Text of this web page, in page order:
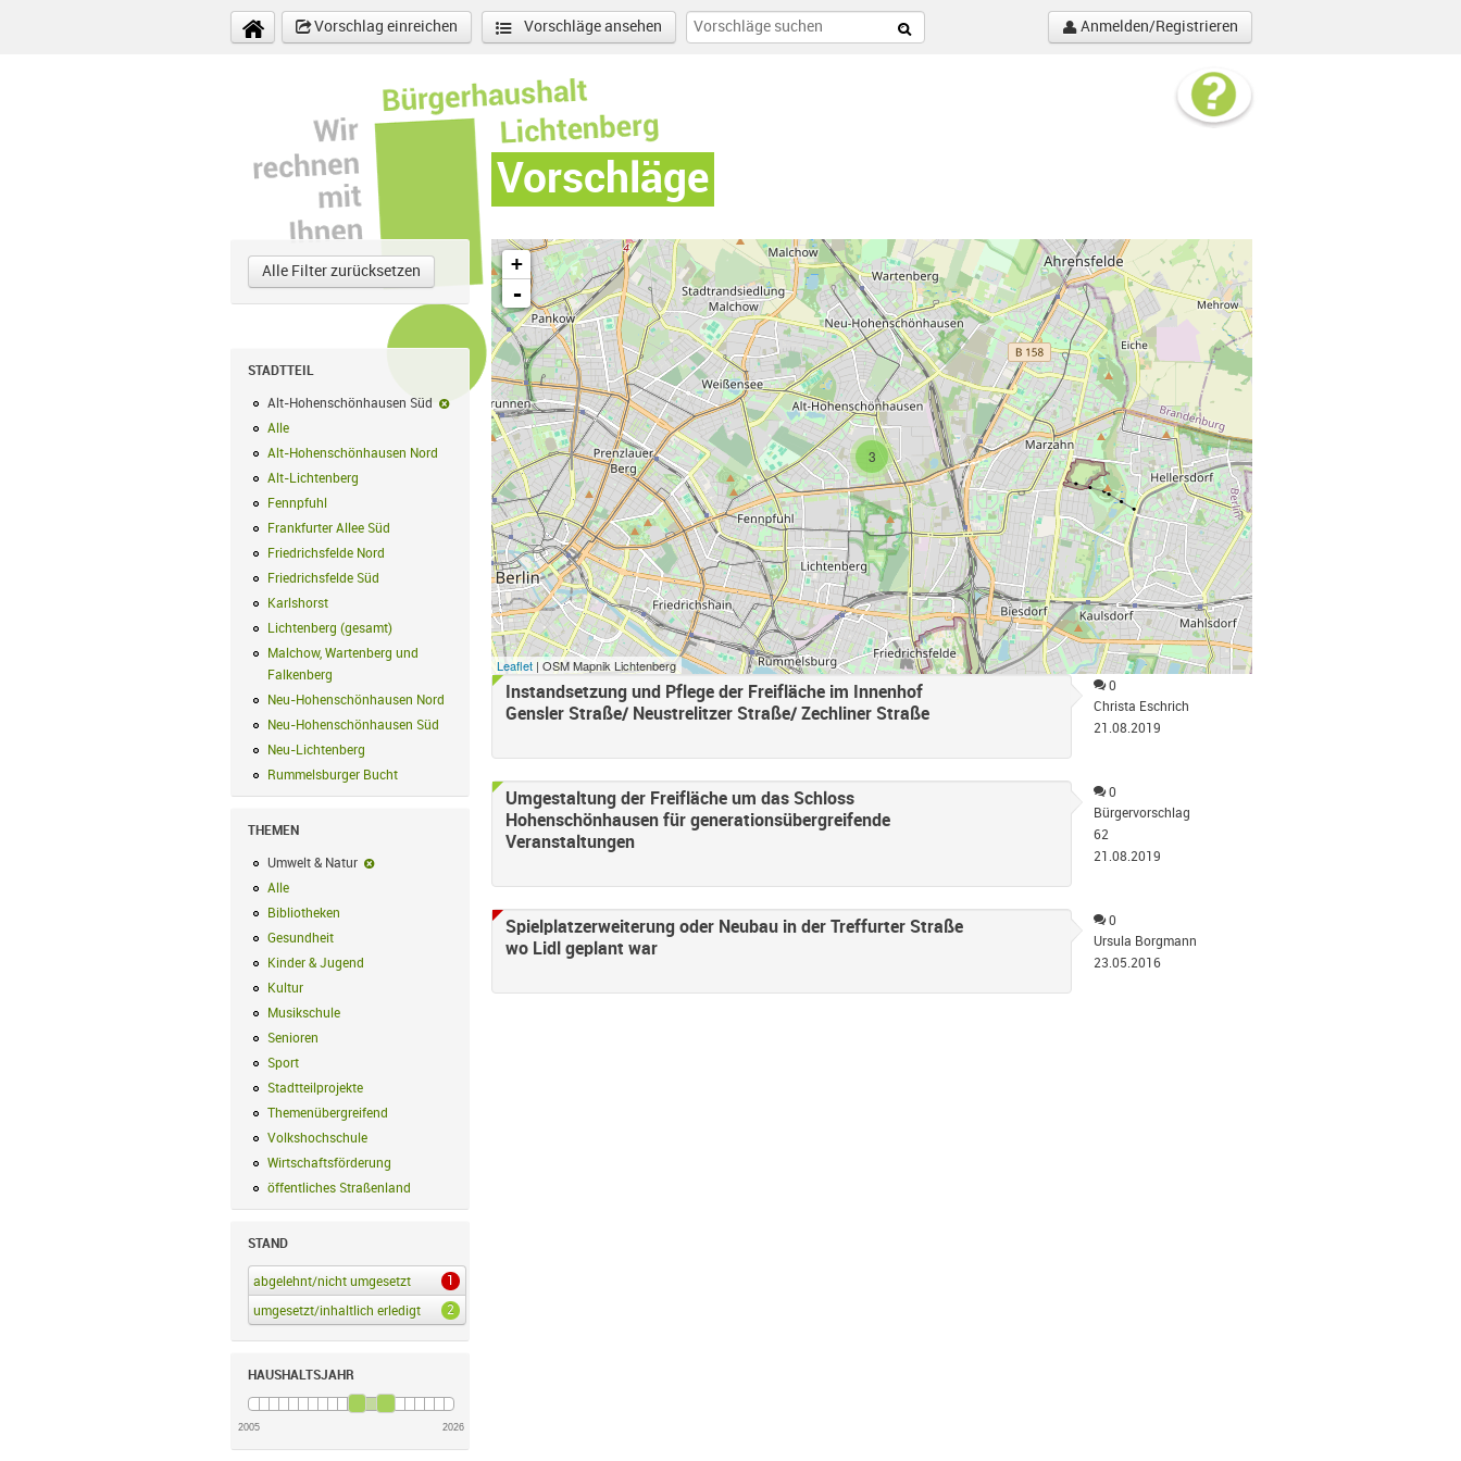
Vorschlag einreichen
Vorschläge ansehen Anmelden/Registrieren
Vorschläge
Alle Filter zurücksetzen
STADTTEIL
Alt-Hohenschönhausen Süd
Alt-Hohenschönhausen Süd-Filter entfernen
Alle
Alt-Hohenschönhausen Nord
Alt-Hohenschönhausen Nord Filter anwenden
Alt-Lichtenberg Alt-Lichtenberg Filter anwenden
Fennpfuhl
Frankfurter Allee Süd
Frankfurter Allee Süd Filter anwenden
Friedrichsfelde Nord
Friedrichsfelde Nord Filter anwenden
Friedrichsfelde Süd
Friedrichsfelde Süd Filter anwenden
Karlshorst
Lichtenberg (gesamt) Lichtenberg (gesamt) Filter anwenden
Malchow, Wartenberg und
Falkenberg Malchow, Wartenberg und Falkenberg Filter anwenden
Neu-Hohenschönhausen Nord
Neu-Hohenschönhausen Nord Filter anwenden
Neu-Hohenschönhausen Süd
Neu-Hohenschönhausen Süd Filter anwenden
Neu-Lichtenberg
Rummelsburger Bucht
THEMEN
Umwelt & Natur
Alle
Bibliotheken Bibliotheken Filter anwenden
Gesundheit
Kinder & Jugend
Kultur
Musikschule
Senioren
Sport
Stadtteilprojekte
Themenübergreifend
Volkshochschule
Wirtschaftsförderung
öffentliches Straßenland
STAND
abgelehnt/nicht umgesetzt 1
abgelehnt/nicht umgesetzt Filter anwenden
umgesetzt/inhaltlich erledigt
2
umgesetzt/inhaltlich erledigt Filter anwenden
HAUSHALTSJAHR
2005 2026
3
+
-
Leaflet | OSM Mapnik Lichtenberg
Instandsetzung und Pflege der Freifläche im Innenhof
Gensler Straße/ Neustrelitzer Straße/ Zechliner Straße
0
Christa Eschrich
21.08.2019
Umgestaltung der Freifläche um das Schloss
Hohenschönhausen für generationsübergreifende
Veranstaltungen
0
Bürgervorschlag
62
21.08.2019
Spielplatzerweiterung oder Neubau in der Treffurter Straße
wo Lidl geplant war
0
Ursula Borgmann
23.05.2016